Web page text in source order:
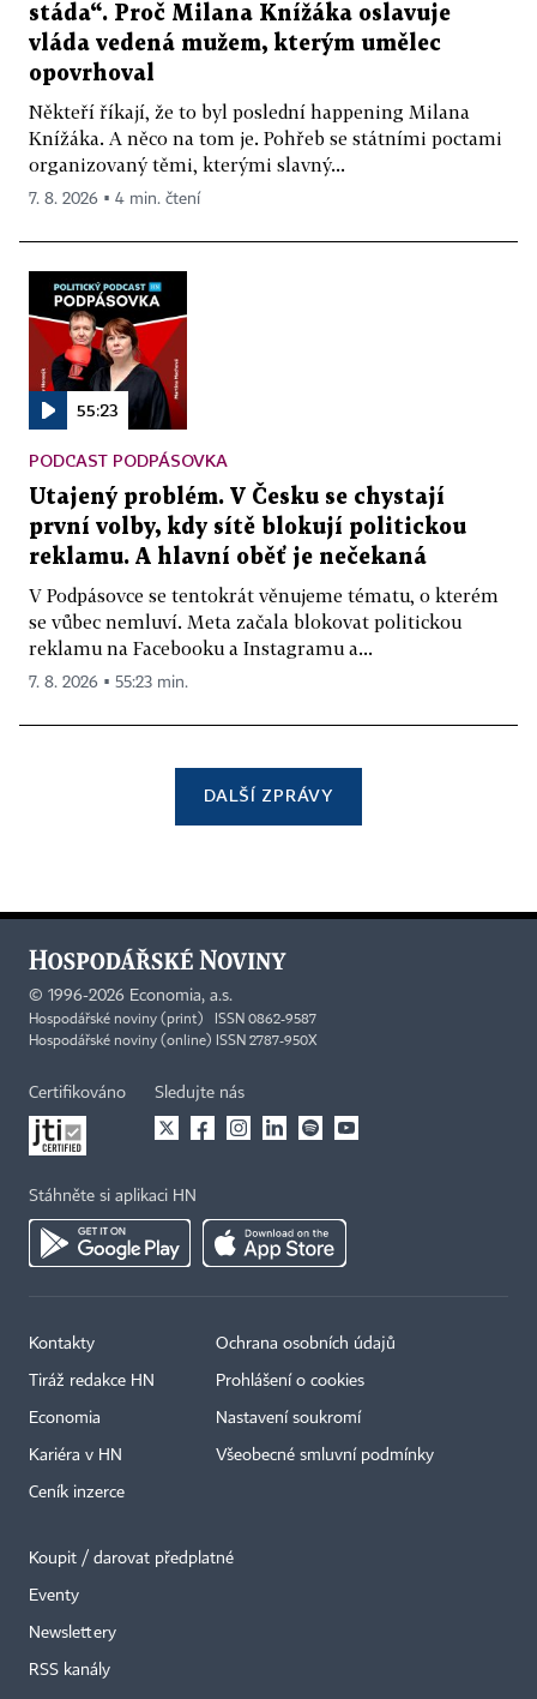
stáda“. Proč Milana Knížáka oslavuje
vláda vedená mužem, kterým umělec
opovrhoval
Někteří říkají, že to byl poslední happening Milana
Knížáka. A něco na tom je. Pohřeb se státními poctami
organizovaný těmi, kterými slavný...
7. 8. 2026 ▪ 4 min. čtení
55:23
PODCAST PODPÁSOVKA
Utajený problém. V Česku se chystají
první volby, kdy sítě blokují politickou
reklamu. A hlavní oběť je nečekaná
V Podpásovce se tentokrát věnujeme tématu, o kterém
se vůbec nemluví. Meta začala blokovat politickou
reklamu na Facebooku a Instagramu a...
7. 8. 2026 ▪ 55:23 min.
DALŠÍ ZPRÁVY
© 1996-2026 Economia, a.s.
Hospodářské noviny (print) ISSN 0862-9587
Hospodářské noviny (online) ISSN 2787-950X
Certifikováno Sledujte nás
Stáhněte si aplikaci HN
Kontakty
Tiráž redakce HN
Economia
Kariéra v HN
Ceník inzerce
Ochrana osobních údajů
Prohlášení o cookies
Nastavení soukromí
Všeobecné smluvní podmínky
Koupit / darovat předplatné
Eventy
Newslettery
RSS kanály